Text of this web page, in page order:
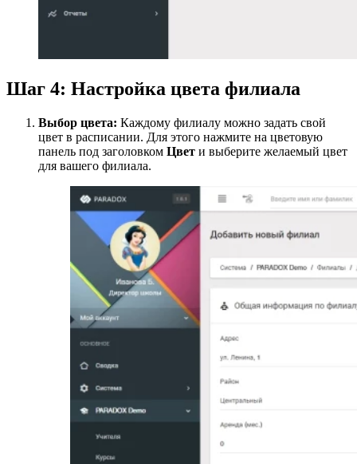
Шаг 4: Настройка цвета филиала
Выбор цвета: Каждому филиалу можно задать свой
цвет в расписании. Для этого нажмите на цветовую
панель под заголовком Цвет и выберите желаемый цвет
для вашего филиала.